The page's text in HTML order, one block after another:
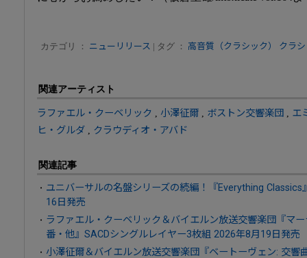
カテゴリ ： ニューリリース | タグ ： 高音質（クラシック） クラ
関連アーティスト
ラファエル・クーベリック 小澤征爾 ボストン交響楽団
エ
ヒ・グルダ
クラウディオ・アバド
関連記事
ユニバーサルの名盤シリーズの続編！『Everything Classics
16日発売
ラファエル・クーベリック＆バイエルン放送交響楽団『マ
番・他』SACDシングルレイヤー3枚組 2026年8月19日発売
小澤征爾＆バイエルン放送交響楽団『ベートーヴェン: 交響